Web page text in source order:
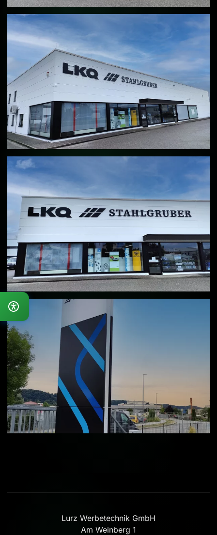
Lurz Werbetechnik GmbH
Am Weinberg 1